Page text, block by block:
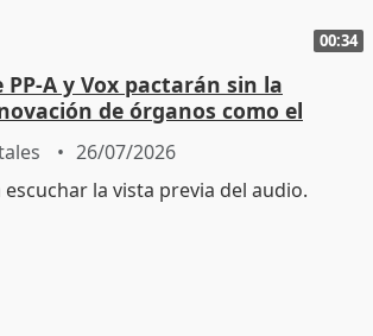
00:34
A y Vox pactarán sin la
de órganos como el
26/07/2026